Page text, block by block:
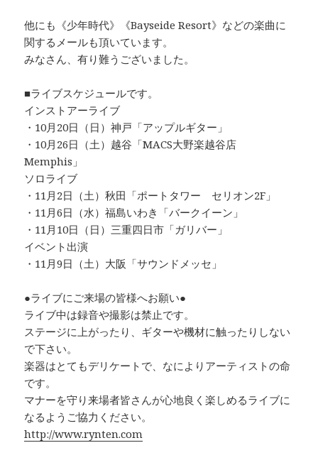
他にも《少年時代》《Bayseide Resort》などの楽曲に
関するメールも頂いています。
みなさん、有り難うございました。
■ライブスケジュールです。
インストアーライブ
・10月20日（日）神戸「アップルギター」
・10月26日（土）越谷「MACS大野楽越谷店
Memphis」
ソロライブ
・11月2日（土）秋田「ポートタワー セリオン2F」
・11月6日（水）福島いわき「バークイーン」
・11月10日（日）三重四日市「ガリバー」
イベント出演
・11月9日（土）大阪「サウンドメッセ」
●ライブにご来場の皆様へお願い●
ライブ中は録音や撮影は禁止です。
ステージに上がったり、ギターや機材に触ったりしない
で下さい。
楽器はとてもデリケートで、なによりアーティストの命
です。
マナーを守り来場者皆さんが心地良く楽しめるライブに
なるようご協力ください。
http://www.rynten.com